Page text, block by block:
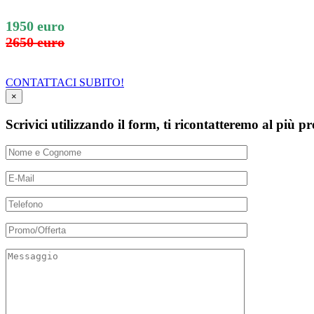
1950 euro
2650 euro
CONTATTACI SUBITO!
×
Scrivici utilizzando il form, ti ricontatteremo al più